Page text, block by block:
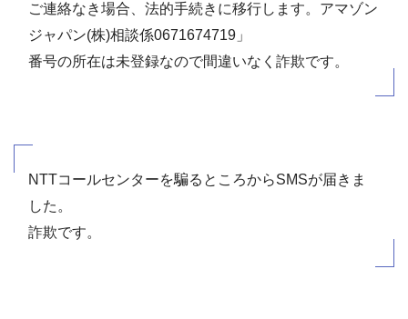
ご連絡なき場合、法的手続きに移行します。アマゾン
ジャパン(株)相談係0671674719」
番号の所在は未登録なので間違いなく詐欺です。
NTTコールセンターを騙るところからSMSが届きま
した。
詐欺です。